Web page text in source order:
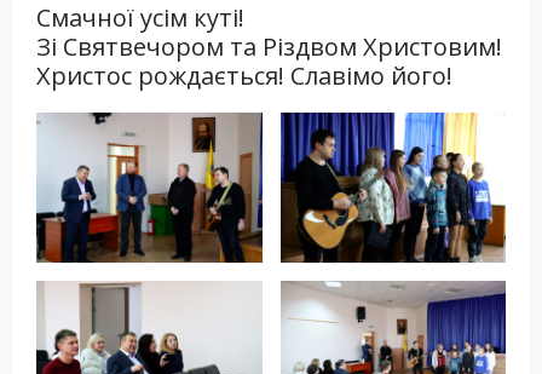
Смачної усім куті!
Зі Святвечором та Різдвом Христовим!
Христос рождається! Славімо його!